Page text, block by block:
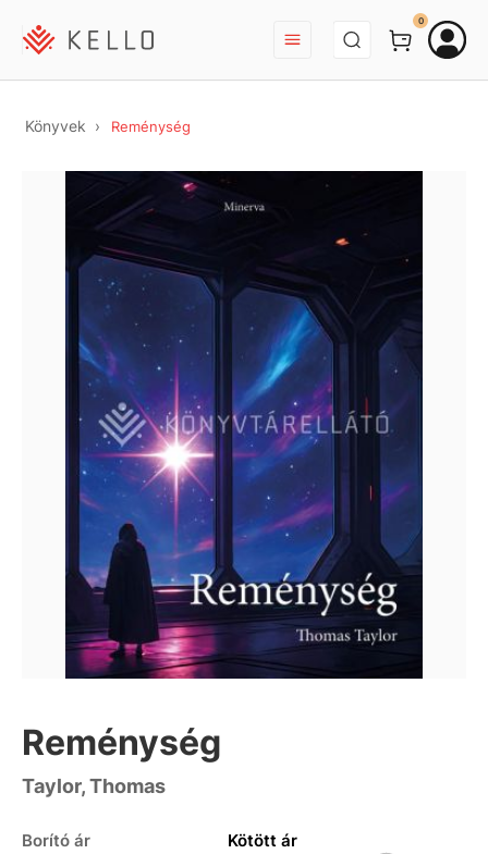
BEJELENTKEZÉS
0
Könyvek Reménység
Reménység
Taylor, Thomas
Borító ár Kötött ár